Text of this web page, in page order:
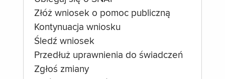
Złóż wniosek o pomoc publiczną
Kontynuacja wniosku
Śledź wniosek
Przedłuż uprawnienia do świadczeń
Zgłoś zmiany